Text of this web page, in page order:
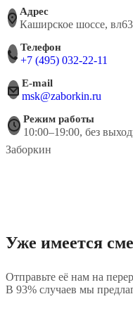
Адрес
Каширское шоссе,
Телефон
+7 (495) 032-22-11
E-mail
msk@zaborkin.ru
Режим работы
10:00–19:00, без
Заборкин
Уже имеется
Отправьте её нам на
В 93% случаев мы